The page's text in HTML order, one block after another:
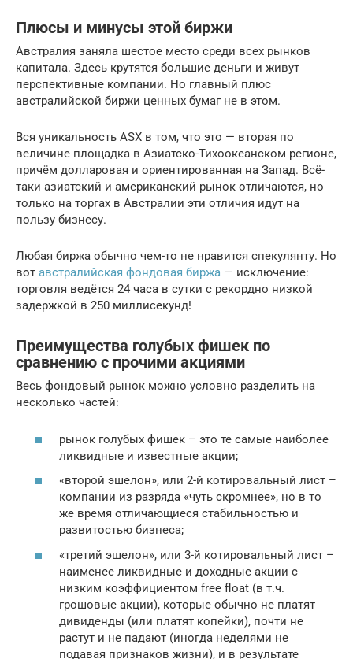
Плюсы и минусы этой биржи
Австралия заняла шестое место среди всех рынков
капитала. Здесь крутятся большие деньги и живут
перспективные компании. Но главный плюс
австралийской биржи ценных бумаг не в этом.
Вся уникальность ASX в том, что это — вторая по
величине площадка в Азиатско-Тихоокеанском регионе,
причём долларовая и ориентированная на Запад. Всё-
таки азиатский и американский рынок отличаются, но
только на торгах в Австралии эти отличия идут на
пользу бизнесу.
Любая биржа обычно чем-то не нравится спекулянту. Но
вот австралийская фондовая биржа — исключение:
торговля ведётся 24 часа в сутки с рекордно низкой
задержкой в 250 миллисекунд!
Преимущества голубых фишек по
сравнению с прочими акциями
Весь фондовый рынок можно условно разделить на
несколько частей:
рынок голубых фишек – это те самые наиболее
ликвидные и известные акции;
«второй эшелон», или 2-й котировальный лист –
компании из разряда «чуть скромнее», но в то
же время отличающиеся стабильностью и
развитостью бизнеса;
«третий эшелон», или 3-й котировальный лист –
наименее ликвидные и доходные акции с
низким коэффициентом free float (в т.ч.
грошовые акции), которые обычно не платят
дивиденды (или платят копейки), почти не
растут и не падают (иногда неделями не
подавая признаков жизни), и в результате